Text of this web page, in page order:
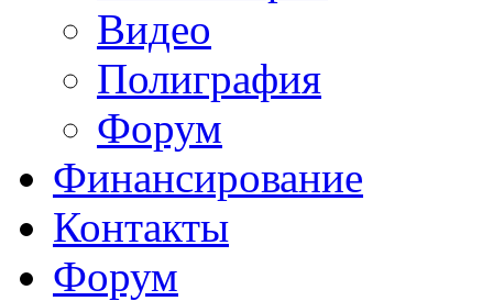
Видео
Полиграфия
Форум
Финансирование
Контакты
Форум